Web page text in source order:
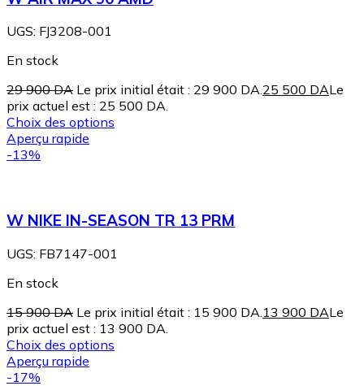
UGS: FJ3208-001
En stock
29 900DA Le prix initial était : 29 900 DA.25 500 DALe
prix actuel est : 25 500 DA.
Choix des options
Aperçu rapide
-13%
W NIKE IN-SEASON TR 13 PRM
UGS: FB7147-001
En stock
15 900DA Le prix initial était : 15 900 DA. 13 900 DALe
prix actuel est : 13 900 DA.
Choix des options
Aperçu rapide
-17%